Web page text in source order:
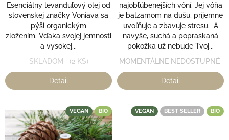
Esenciálny levanduľový olej od
slovenskej značky Voniava sa
pýši organickým
zložením. Vďaka svojej jemnosti
a vysokej...
SKLADOM (2 KS)
Detail
najobľúbenejších vôní. Jej vôňa
je balzamom na dušu, príjemne
uvoľňuje a zbavuje stresu. A
navyše, suchá a popraskaná
pokožka už nebude Tvoj...
MOMENTÁLNE NEDOSTUPNÉ
Detail
VEGAN BIO VEGAN BEST SELLER BIO